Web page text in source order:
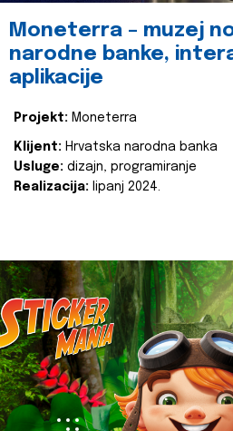
Moneterra – muzej
narodne banke,
aplikacije
Projekt: Moneterra
Klijent: Hrvatska narodna banka
Usluge: dizajn, programiranje
Realizacija: lipanj 2024.